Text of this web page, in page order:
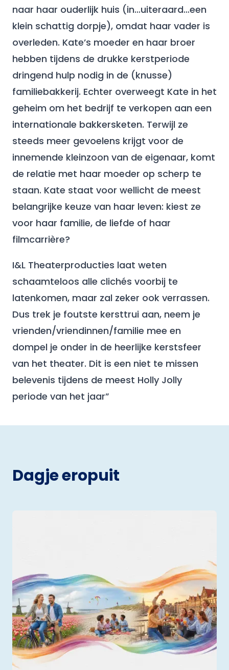
naar haar ouderlijk huis (in…uiteraard…een
klein schattig dorpje), omdat haar vader is
overleden. Kate’s moeder en haar broer
hebben tijdens de drukke kerstperiode
dringend hulp nodig in de (knusse)
familiebakkerij. Echter overweegt Kate in het
geheim om het bedrijf te verkopen aan een
internationale bakkersketen. Terwijl ze
steeds meer gevoelens krijgt voor de
innemende kleinzoon van de eigenaar, komt
de relatie met haar moeder op scherp te
staan. Kate staat voor wellicht de meest
belangrijke keuze van haar leven: kiest ze
voor haar familie, de liefde of haar
filmcarrière?
I&L Theaterproducties laat weten
schaamteloos alle clichés voorbij te
latenkomen, maar zal zeker ook verrassen.
Dus trek je foutste kersttrui aan, neem je
vrienden/vriendinnen/familie mee en
dompel je onder in de heerlijke kerstsfeer
van het theater. Dit is een niet te missen
belevenis tijdens de meest Holly Jolly
periode van het jaar”
Dagje eropuit